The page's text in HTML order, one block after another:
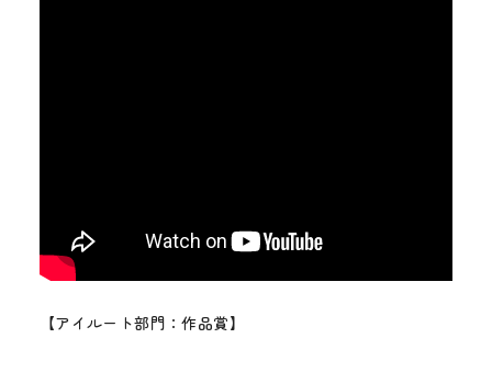
【アイルート部門：作品賞】